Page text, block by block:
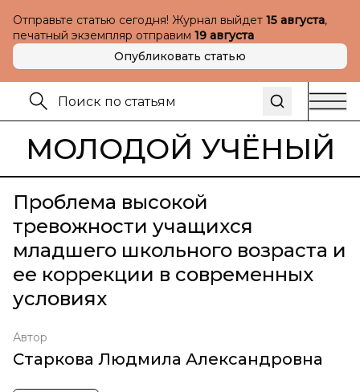
Отправьте статью сегодня! Журнал выйдет 15 августа,
печатный экземпляр отправим 19 августа
Опубликовать статью
МОЛОДОЙ УЧЁНЫЙ
Проблема высокой
тревожности учащихся
младшего школьного возраста и
ее коррекции в современных
условиях
Автор
Старкова Людмила Александровна